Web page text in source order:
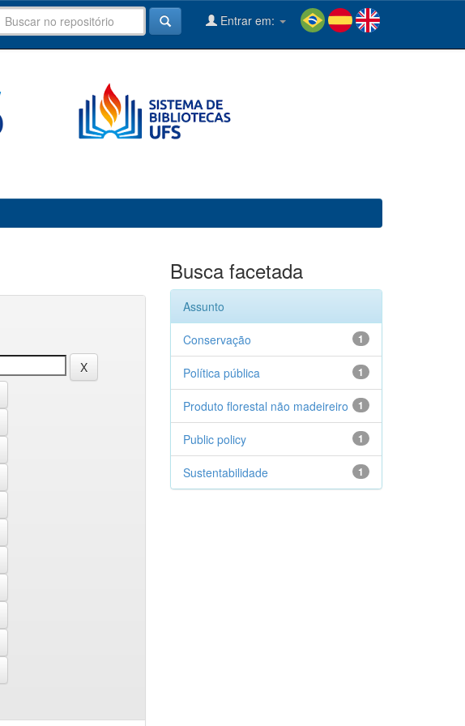
Entrar em:
Busca facetada
Assunto
1
Conservação
1
Política pública
1
Produto florestal não madeireiro
1
Public policy
1
Sustentabilidade